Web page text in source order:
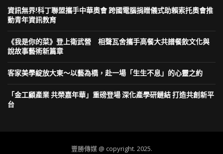
資訊無界!科丁聯盟攜手中華奧會 跨國電腦捐贈儀式助賴索托奧會推
動青年資訊教育
《我是你的菜》登上衛武營 相聲瓦舍攜手高餐大共譜餐飲文化與
說故事藝術新篇章
客家美學綻放大東～以藝為橋，赴一場「生生不息」的心靈之約
「金工顧產業 共榮嘉年華」重磅登場 深化產學研鏈結 打造共創新平
台
豐勝傳媒 @ copyright. 2025.